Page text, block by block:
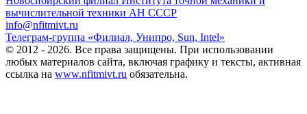
вычислительной техники АН СССР
info@nfitmivt.ru
Телеграм-группа «Филиал, Унипро, Sun, Intel»
© 2012 - 2026. Все права защищены. При использовании
любых материалов сайта, включая графику и тексты, активная
ссылка на www.nfitmivt.ru обязательна.